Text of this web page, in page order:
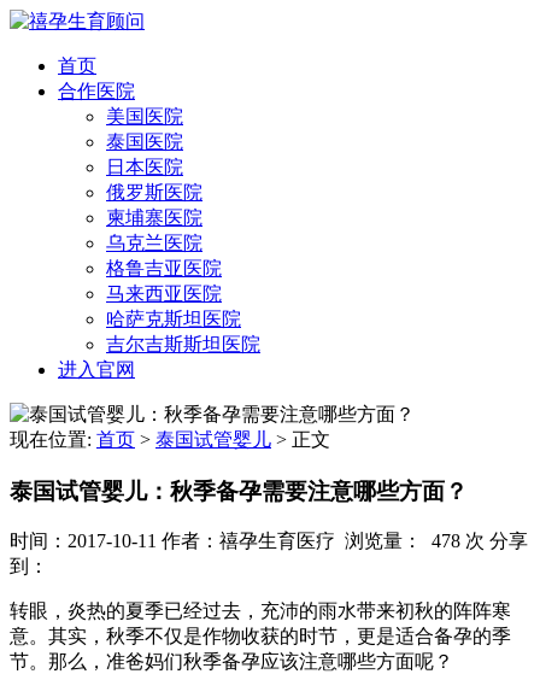
首页
合作医院
美国医院
泰国医院
日本医院
俄罗斯医院
柬埔寨医院
乌克兰医院
格鲁吉亚医院
马来西亚医院
哈萨克斯坦医院
吉尔吉斯斯坦医院
进入官网
现在位置: 首页 > 泰国试管婴儿 > 正文
泰国试管婴儿：秋季备孕需要注意哪些方面？
时间：2017-10-11 作者：禧孕生育医疗 浏览量： 478 次 分享
到：
转眼，炎热的夏季已经过去，充沛的雨水带来初秋的阵阵寒
意。其实，秋季不仅是作物收获的时节，更是适合备孕的季
节。那么，准爸妈们秋季备孕应该注意哪些方面呢？